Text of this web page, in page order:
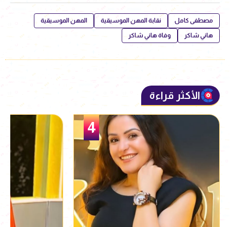
مصطفى كامل نقابة المهن الموسيقية المهن الموسيقية
هاني شاكر وفاة هاني شاكر
الأكثر قراءة
5